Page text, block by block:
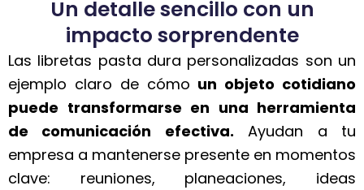
Un detalle sencillo con un
impacto sorprendente
Las libretas pasta dura personalizadas son un
ejemplo claro de cómo un objeto cotidiano
puede transformarse en una herramienta
de comunicación efectiva. Ayudan a tu
empresa a mantenerse presente en momentos
clave: reuniones, planeaciones, ideas